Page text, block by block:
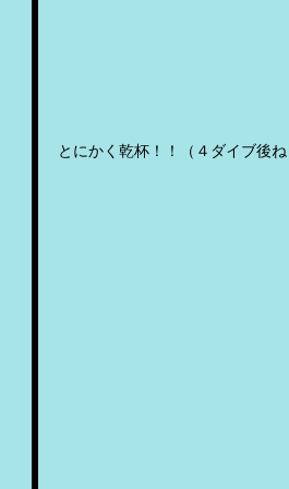
とにかく乾杯！！（４ダイブ後